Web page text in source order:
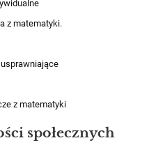
z matematyki.
z matematyki
społecznych